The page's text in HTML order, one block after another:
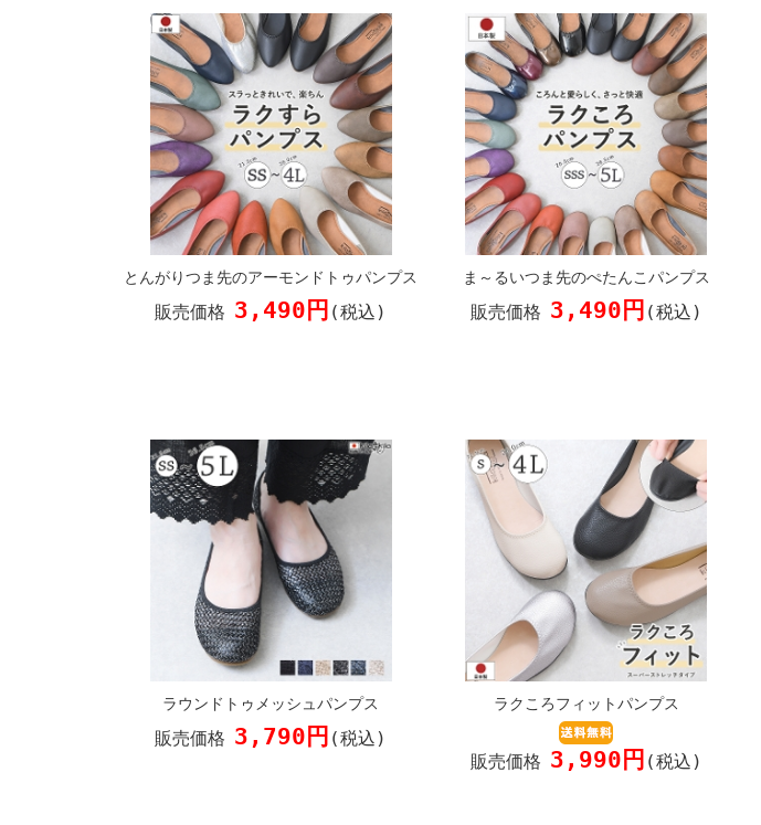
とんがりつま先のアーモンドトゥパンプス
販売価格 3,490円 (税込)
ま～るいつま先のぺたんこパンプス
販売価格 3,490円 (税込)
ラウンドトゥメッシュパンプス
販売価格 3,790円 (税込)
ラクころフィットパンプス
販売価格 3,990円 (税込)